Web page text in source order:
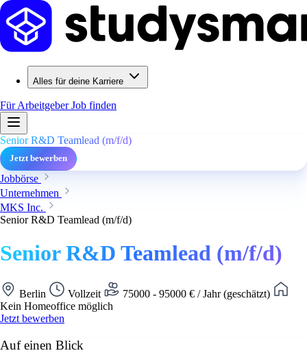
Alles für deine Karriere
Für ArbeitgeberJob finden
Senior R&D Teamlead (m/f/d)
Jetzt bewerben
Jobbörse
Unternehmen
MKS Inc.
Senior R&D Teamlead (m/f/d)
Senior R&D Teamlead (m/f/d)
Berlin Vollzeit
75000 - 95000 € / Jahr (geschätzt)
Kein Homeoffice möglich
Jetzt bewerben
Auf einen Blick